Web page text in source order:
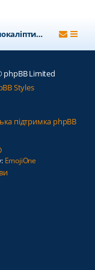
Постапокаліптичний форум
Limited
Styles
підтримка phpBB
EmojiOne